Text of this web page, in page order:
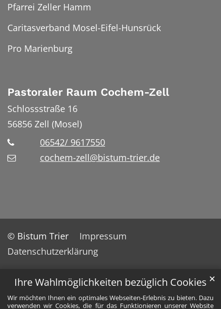
Ihre Wahlmöglichkeiten bezüglich Cookies
Wir möchten Ihnen ein optimales Webseiten-Erlebnis zu bieten. Dazu
verwenden wir Cookies, die für das Funktionieren unserer Website
✕
Pfarrei Zeller Hamm
Caritasverband Mosel-Eifel-Hunsrück
Pro Marienburg
Pastoraler Raum Cochem-Zell
Schlossstraße 16
56856 Zell (Mosel)
06542/ 9617550
cochem-zell@bistum-trier.de
© Bistum Trier
Impressum
Datenschutzerklärung